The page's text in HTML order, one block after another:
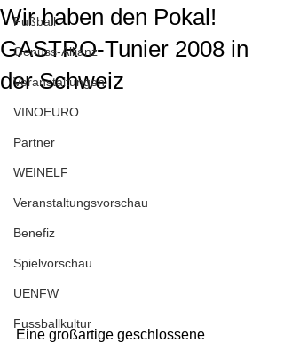
Fußball
Genuss-Allianz
Veranstaltungen
VINOEURO
Partner
WEINELF
Veranstaltungsvorschau
Benefiz
Spielvorschau
UENFW
Fussballkultur
Wir haben den Pokal!
GASTRO-Tunier 2008 in
der Schweiz
Eine großartige geschlossene